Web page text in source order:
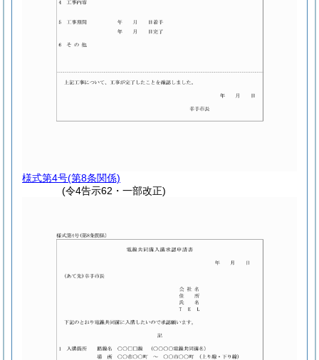
様式第4号(第8条関係)
(令4告示62・一部改正)